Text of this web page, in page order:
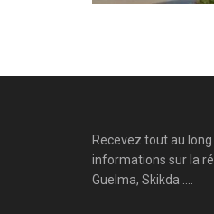
Recevez tout au
informations sur la
Guelma, Skikda ....